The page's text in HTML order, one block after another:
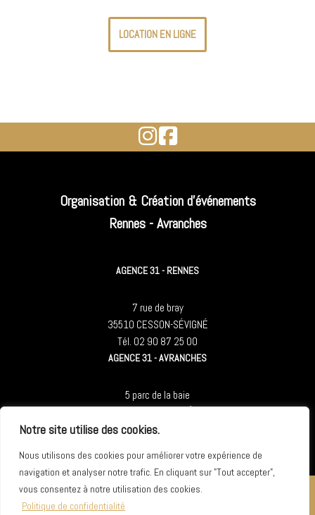
Notre site utilise des cookies.
Nous utilisons des cookies pour améliorer votre expérience de
navigation et analyser notre trafic. En cliquant sur "Tout accepter",
vous consentez à notre utilisation des cookies.
Politique de confidentialité
LOCATION EN LIGNE
Organisation & Création d'événements
Rennes - Avranches
AGENCE 31 - RENNES
7 rue de bray
35510 CESSON-SÉVIGNÉ
Tél. 02 90 87 25 00
AGENCE 31 - AVRANCHES
5 parc de la baie
Tél. 02 90 87 25 00